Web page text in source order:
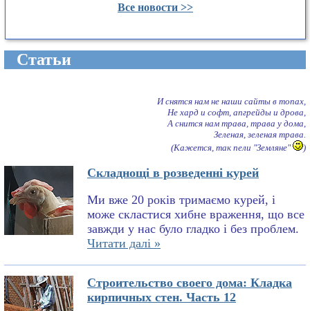
Все новости >>
Cтатьи
И снятся нам не наши сайты в топах,
Не хард и софт, апгрейды и дрова,
А снится нам трава, трава у дома,
Зеленая, зеленая трава.
(Кажется, так пели "Земляне"
)
Складнощі в розведенні курей
Ми вже 20 років тримаємо курей, і
може скластися хибне враження, що все
завжди у нас було гладко і без проблем.
Читати далі »
Строительство своего дома: Кладка
кирпичных стен. Часть 12